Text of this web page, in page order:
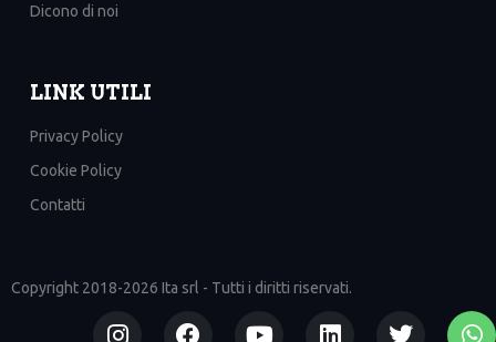
Dicono di noi
LINK UTILI
Privacy Policy
Cookie Policy
Contatti
Copyright 2018-2026 Ita srl - Tutti i diritti riservati.